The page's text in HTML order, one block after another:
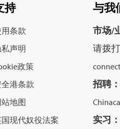
持
条款
私声明
政策
港条款
站地图
现代奴役法案
与我
市场/
请拨
招聘：
实习：